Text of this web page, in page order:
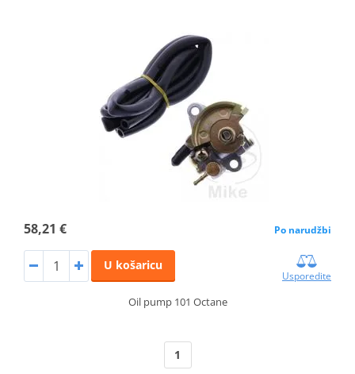
58,21 € Po narudžbi
U košaricu
Usporedite
Oil pump 101 Octane
1